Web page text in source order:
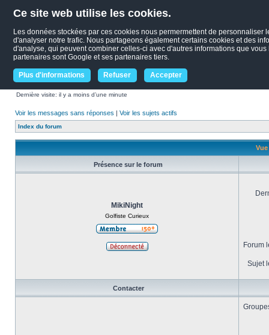
Ce site web utilise les cookies.
Les données stockées par ces cookies nous permermettent de
d'analyser notre trafic. Nous partageons également certains cookies et des
d'analyse, qui peuvent combiner celles-ci avec d'autres informations que
partenaires sont Google et ses partenaires tiers.
Plus d'informations Refuser Accepter
Dernière visite: il y a moins d’une minute
Voir les messages sans réponses | Voir les sujets actifs
Index du forum
Présence sur le forum
MikiNight
Golfiste Curieux
Forum
Sujet
Contacter